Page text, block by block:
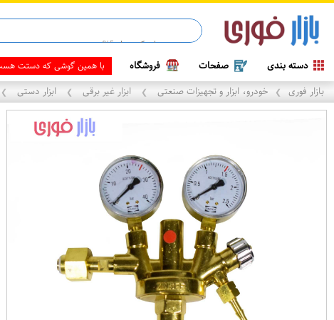
دسته بندی صفحات فروشگاه هم
بازار فوری ❯ خودرو، ابزار و تجهیزات صنعتی ❯ ابزار غیر برقی ❯ ابزار دستی ❯